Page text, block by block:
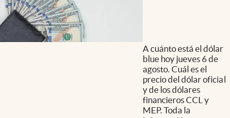
A cuánto está el dólar
blue hoy jueves 6 de
agosto. Cuál es el
precio del dólar oficial
y de los dólares
financieros CCL y
MEP. Toda la